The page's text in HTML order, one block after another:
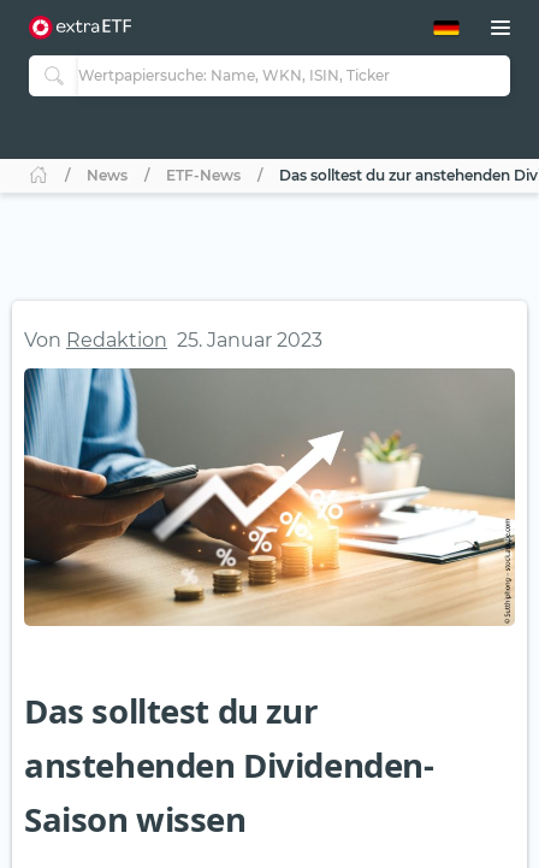
ETF-Guide 2.0
Guide Aktive ETFs
ETF-Sparpläne
News ETF-News Das solltest du zur anstehenden
Von Redaktion 25. Januar 2023
Das solltest du zur
anstehenden Dividenden-
Saison wissen